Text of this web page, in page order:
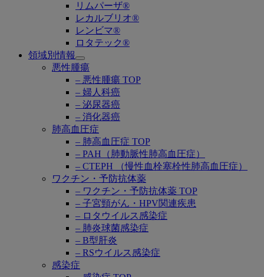
リムパーザ®
レカルブリオ®
レンビマ®
ロタテック®
領域別情報
Open
submenu
悪性腫瘍
– 悪性腫瘍 TOP
– 婦人科癌
– 泌尿器癌
– 消化器癌
肺高血圧症
– 肺高血圧症 TOP
– PAH（肺動脈性肺高血圧症）
– CTEPH （慢性血栓塞栓性肺高血圧症）
ワクチン・予防抗体薬
– ワクチン・予防抗体薬 TOP
– 子宮頸がん・HPV関連疾患
– ロタウイルス感染症
– 肺炎球菌感染症
– B型肝炎
– RSウイルス感染症
感染症